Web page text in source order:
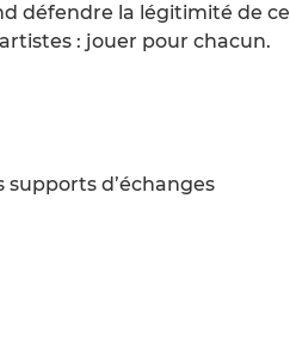
défendre la légitimité de ce
: jouer pour chacun.
supports d’échanges